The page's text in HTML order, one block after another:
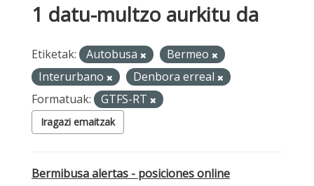
1 datu-multzo aurkitu da
Etiketak: Autobusa
Bermeo
Interurbano
Denbora erreal
Formatuak:
GTFS-RT
Iragazi emaitzak
Bermibusa alertas - posiciones online